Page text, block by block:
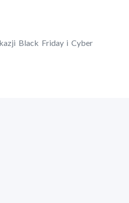
Black Friday i Cyber